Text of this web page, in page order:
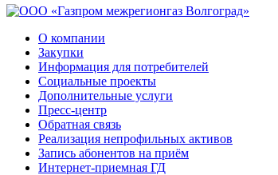
О компании
Закупки
Информация для потребителей
Социальные проекты
Дополнительные услуги
Пресс-центр
Обратная связь
Реализация непрофильных активов
Запись абонентов на приём
Интернет-приемная ГД